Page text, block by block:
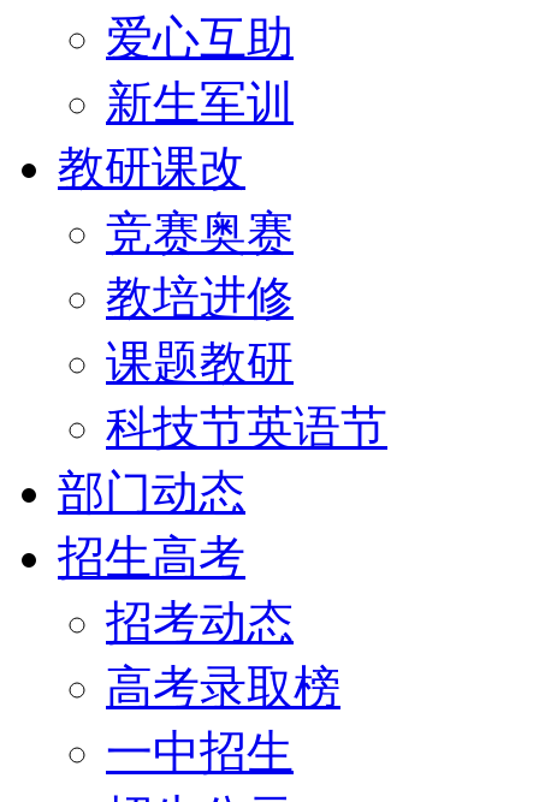
爱心互助
新生军训
教研课改
竞赛奥赛
教培进修
课题教研
科技节英语节
部门动态
招生高考
招考动态
高考录取榜
一中招生